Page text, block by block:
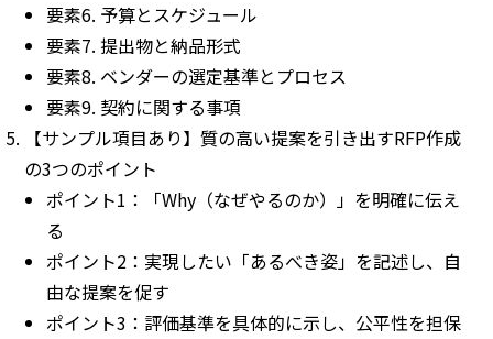
要素6. 予算とスケジュール
要素7. 提出物と納品形式
要素8. ベンダーの選定基準とプロセス
要素9. 契約に関する事項
【サンプル項目あり】質の高い提案を引き出すRFP作成
の3つのポイント
ポイント1：「Why（なぜやるのか）」を明確に伝え
る
ポイント2：実現したい「あるべき姿」を記述し、自
由な提案を促す
ポイント3：評価基準を具体的に示し、公平性を担保